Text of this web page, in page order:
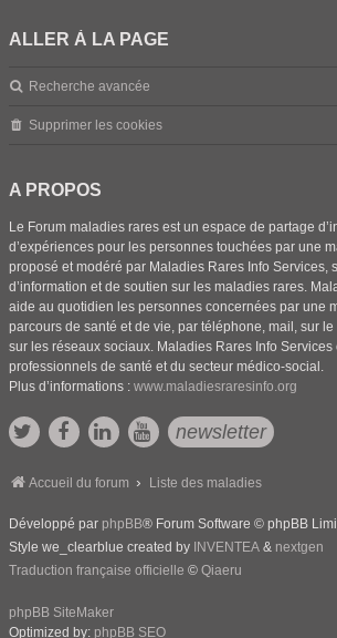
ALLER À LA PAGE
Recherche avancée
Supprimer les cookies
A PROPOS
Le Forum maladies rares est un espace de partage
d’expériences pour les personnes touchées par une
proposé et modéré par Maladies Rares Info Services,
d’information et de soutien sur les maladies rares.
aide au quotidien les personnes concernées par une
parcours de santé et de vie, par téléphone, mail, sur
sur les réseaux sociaux. Maladies Rares Info
professionnels de santé et du secteur médico-social.
Plus d’informations : www.maladiesraresinfo.org
newsletter
Accueil du forum Liste des maladies
Développé par phpBB® Forum Software © phpBB
Style we_clearblue created by INVENTEA & nextgen
Traduction française officielle © Qiaeru
phpBB SiteMaker
Optimized by: phpBB SEO